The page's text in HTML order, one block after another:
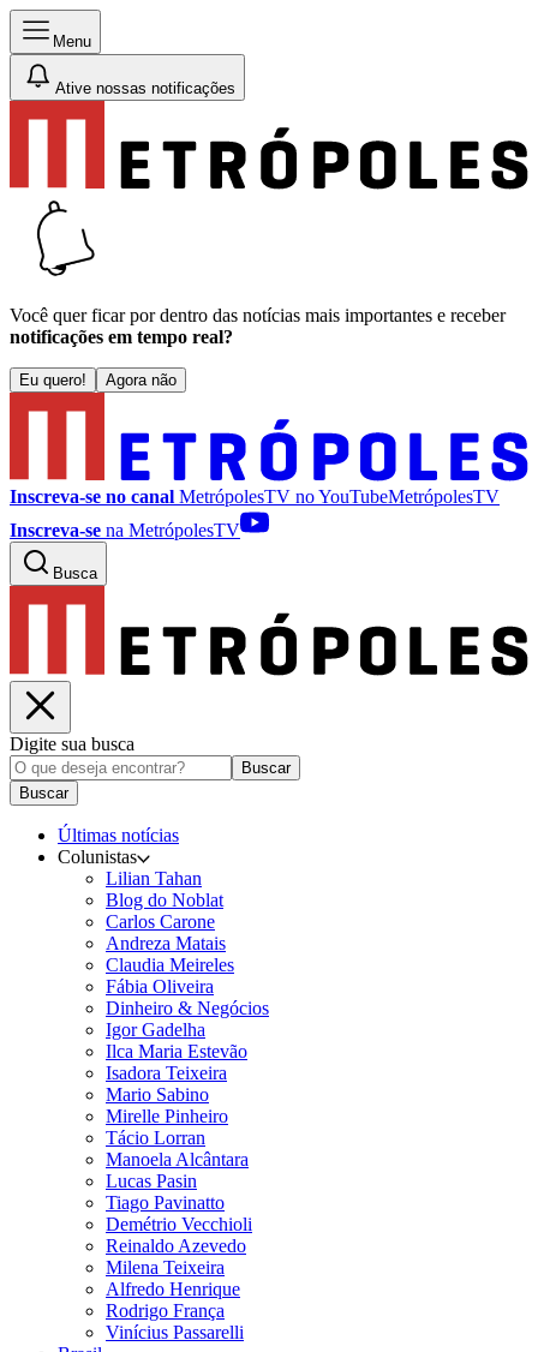
Menu
Ative nossas notificações
Você quer ficar por dentro das notícias mais importantes e receber
notificações em tempo real?
Eu quero! Agora não
Inscreva-se no canal MetrópolesTV noYouTubeMetrópolesTV
Inscreva-se na MetrópolesTV
Busca
Digite sua busca
Buscar
Buscar
Últimas notícias
Colunistas
Lilian Tahan
Blog do Noblat
Carlos Carone
Andreza Matais
Claudia Meireles
Fábia Oliveira
Dinheiro & Negócios
Igor Gadelha
Ilca Maria Estevão
Isadora Teixeira
Mario Sabino
Mirelle Pinheiro
Tácio Lorran
Manoela Alcântara
Lucas Pasin
Tiago Pavinatto
Demétrio Vecchioli
Reinaldo Azevedo
Milena Teixeira
Alfredo Henrique
Rodrigo França
Vinícius Passarelli